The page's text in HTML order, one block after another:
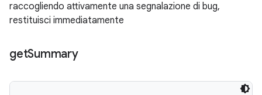
raccogliendo attivamente una segnalazione di bug,
restituisci immediatamente
getSummary